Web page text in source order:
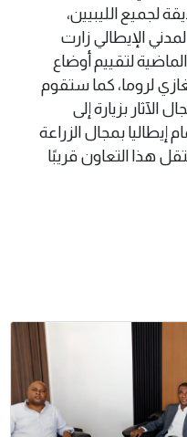
لجميع الليبيين،
الإيطالي زارت
لتقييم أوضاع
لروما، كما ستقوم
الآثار بزيارة إلى
بمجال الزراعة
هذا التعاون قريبًا